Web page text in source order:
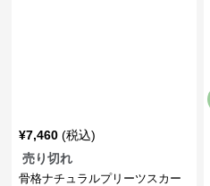
¥7,460 (税込)
売り切れ
骨格ナチュラルプリーツスカー